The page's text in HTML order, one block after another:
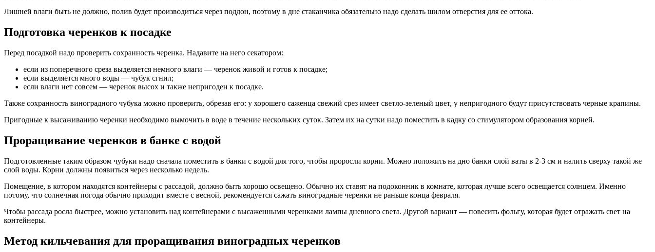
Лишней влаги быть не должно, полив будет производиться через поддон, поэтому в дне стаканчика обязательно надо сделать шилом отверстия для ее оттока.
Подготовка черенков к посадке
Перед посадкой надо проверить сохранность черенка. Надавите на него секатором:
если из поперечного среза выделяется немного влаги — черенок живой и готов к посадке;
если выделяется много воды — чубук сгнил;
если влаги нет совсем — черенок высох и также непригоден к посадке.
Также сохранность виноградного чубука можно проверить, обрезав его: у хорошего саженца свежий срез имеет светло-зеленый цвет, у непригодного будут присутствовать черные крапины.
Пригодные к высаживанию черенки необходимо вымочить в воде в течение нескольких суток. Затем их на сутки надо поместить в кадку со стимулятором образования корней.
Проращивание черенков в банке с водой
Подготовленные таким образом чубуки надо сначала поместить в банки с водой для того, чтобы проросли корни. Можно положить на дно банки слой ваты в 2-3 см и налить сверху такой же
слой воды. Корни должны появиться через несколько недель.
Помещение, в котором находятся контейнеры с рассадой, должно быть хорошо освещено. Обычно их ставят на подоконник в комнате, которая лучше всего освещается солнцем. Именно
потому, что солнечная погода обычно приходит вместе с весной, рекомендуется сажать виноградные черенки не раньше конца февраля.
Чтобы рассада росла быстрее, можно установить над контейнерами с высаженными черенками лампы дневного света. Другой вариант — повесить фольгу, которая будет отражать свет на
контейнеры.
Метод кильчевания для проращивания виноградных черенков